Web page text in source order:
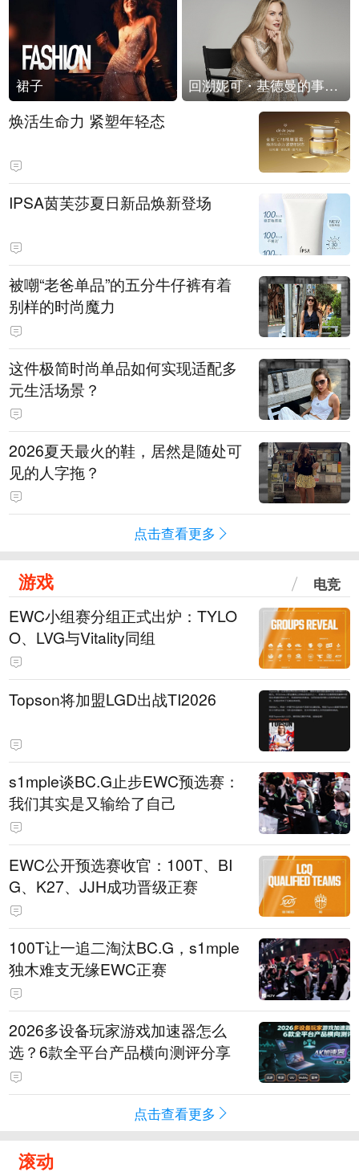
裙子 回溯妮可・基德曼的事业轨迹
焕活生命力 紧塑年轻态
IPSA茵芙莎夏日新品焕新登场
被嘲“老爸单品”的五分牛仔裤有着
别样的时尚魔力
这件极简时尚单品如何实现适配多
元生活场景？
2026夏天最火的鞋，居然是随处可
见的人字拖？
点击查看更多
游戏 电竞
EWC小组赛分组正式出炉：TYLO
O、LVG与Vitality同组
Topson将加盟LGD出战TI2026
s1mple谈BC.G止步EWC预选赛：
我们其实是又输给了自己
EWC公开预选赛收官：100T、BI
G、K27、JJH成功晋级正赛
100T让一追二淘汰BC.G，s1mple
独木难支无缘EWC正赛
2026多设备玩家游戏加速器怎么
选？6款全平台产品横向测评分享
点击查看更多
滚动